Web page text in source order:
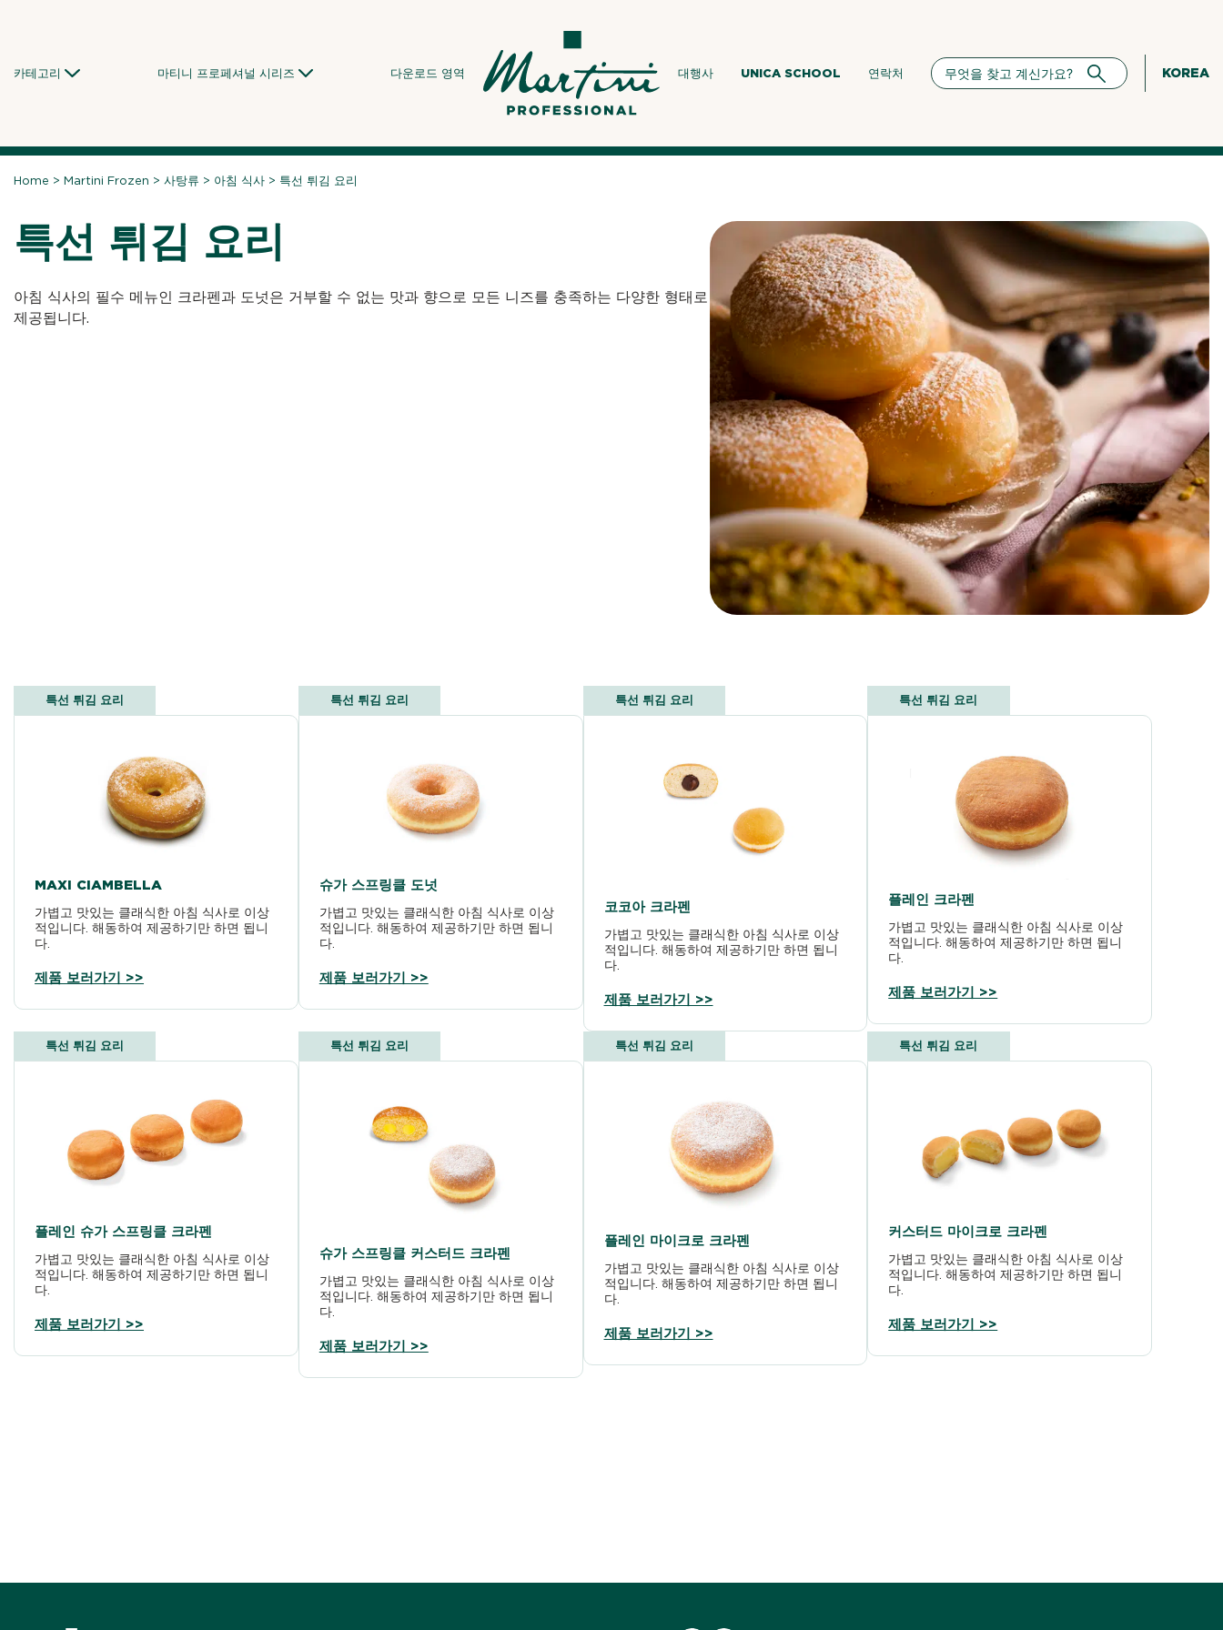
카테고리 마티니 프로페셔널 시리즈 다운로드 영역 대행사 UNICA SCHOOL 연락처 KOREA
Home >Martini Frozen >사탕류 > 아침 식사 > 특선 튀김 요리
특선 튀김 요리
아침 식사의 필수 메뉴인 크라펜과 도넛은 거부할 수 없는 맛과 향으로 모든 니즈를 충족하는 다양한 형태로
제공됩니다.
특선 튀김 요리
MAXI CIAMBELLA
가볍고 맛있는 클래식한 아침 식사로 이상
적입니다. 해동하여 제공하기만 하면 됩니
다.
제품 보러가기 >>
특선 튀김 요리
슈가 스프링클 도넛
가볍고 맛있는 클래식한 아침 식사로 이상
적입니다. 해동하여 제공하기만 하면 됩니
다.
제품 보러가기 >>
특선 튀김 요리
코코아 크라펜
가볍고 맛있는 클래식한 아침 식사로 이상
적입니다. 해동하여 제공하기만 하면 됩니
다.
제품 보러가기 >>
특선 튀김 요리
플레인 크라펜
가볍고 맛있는 클래식한 아침 식사로 이상
적입니다. 해동하여 제공하기만 하면 됩니
다.
제품 보러가기 >>
특선 튀김 요리
플레인 슈가 스프링클 크라펜
가볍고 맛있는 클래식한 아침 식사로 이상
적입니다. 해동하여 제공하기만 하면 됩니
다.
제품 보러가기 >>
특선 튀김 요리
슈가 스프링클 커스터드 크라펜
가볍고 맛있는 클래식한 아침 식사로 이상
적입니다. 해동하여 제공하기만 하면 됩니
다.
제품 보러가기 >>
특선 튀김 요리
플레인 마이크로 크라펜
가볍고 맛있는 클래식한 아침 식사로 이상
적입니다. 해동하여 제공하기만 하면 됩니
다.
제품 보러가기 >>
특선 튀김 요리
커스터드 마이크로 크라펜
가볍고 맛있는 클래식한 아침 식사로 이상
적입니다. 해동하여 제공하기만 하면 됩니
다.
제품 보러가기 >>